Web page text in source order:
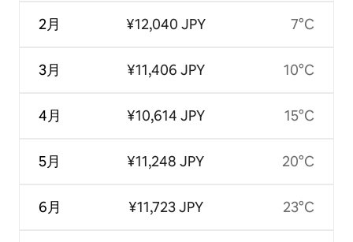
2月
3月
4月
5月
6月
¥12,040 JPY
¥11,406 JPY
¥10,614 JPY
¥11,248 JPY
¥11,723 JPY
7°C
10°C
15°C
20°C
23°C